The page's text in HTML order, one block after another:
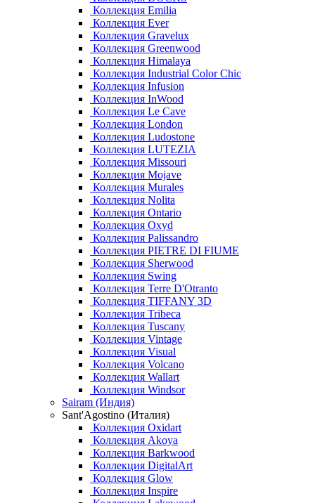
Коллекция Emilia
Коллекция Ever
Коллекция Gravelux
Коллекция Greenwood
Коллекция Himalaya
Коллекция Industrial Color Chic
Коллекция Infusion
Коллекция InWood
Коллекция Le Cave
Коллекция London
Коллекция Ludostone
Коллекция LUTEZIA
Коллекция Missouri
Коллекция Mojave
Коллекция Murales
Коллекция Nolita
Коллекция Ontario
Коллекция Oxyd
Коллекция Palissandro
Коллекция PIETRE DI FIUME
Коллекция Sherwood
Коллекция Swing
Коллекция Terre D'Otranto
Коллекция TIFFANY 3D
Коллекция Tribeca
Коллекция Tuscany
Коллекция Vintage
Коллекция Visual
Коллекция Volcano
Коллекция Wallart
Коллекция Windsor
Sairam (Индия)
Sant'Agostino (Италия)
Коллекция Oxidart
Коллекция Akoya
Коллекция Barkwood
Коллекция DigitalArt
Коллекция Glow
Коллекция Inspire